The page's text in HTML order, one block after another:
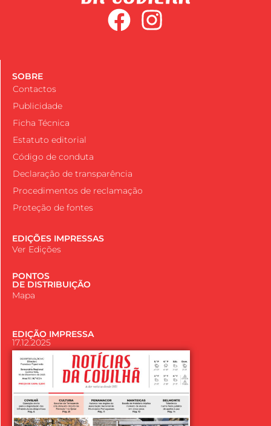
SOBRE
Contactos
Publicidade
Ficha Técnica
Estatuto editorial
Código de conduta
Declaração de transparência
Procedimentos de reclamação
Proteção de fontes
EDIÇÕES IMPRESSAS
Ver Edições
PONTOS
DE DISTRIBUIÇÃO
Mapa
EDIÇÃO IMPRESSA
17.12.2025